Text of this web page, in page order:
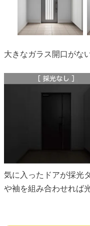
大きなガラス開口がな
気に入ったドアが採光
や袖を組み合わせれば